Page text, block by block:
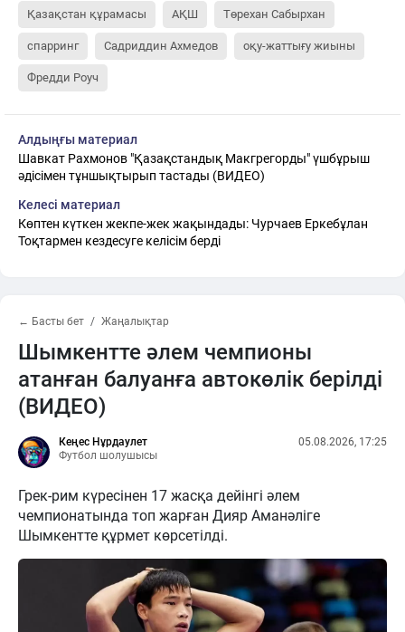
Қазақстан құрамасы АҚШ Төрехан Сабырхан
спарринг Садриддин Ахмедов оқу-жаттығу жиыны
Фредди Роуч
Алдыңғы материал
Шавкат Рахмонов "Қазақстандық Макгрегорды" үшбұрыш
әдісімен тұншықтырып тастады (ВИДЕО)
Келесі материал
Көптен күткен жекпе-жек жақындады: Чурчаев Еркебұлан
Тоқтармен кездесуге келісім берді
← Басты бет Жаңалықтар
Шымкентте әлем чемпионы
атанған балуанға автокөлік берілді
(ВИДЕО)
Кеңес Нұрдаулет
Футбол шолушысы
05.08.2026, 17:25
Грек-рим күресінен 17 жасқа дейінгі әлем
чемпионатында топ жарған Дияр Аманәліге
Шымкентте құрмет көрсетілді.